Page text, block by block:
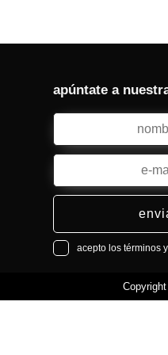
apúntate a
acepto los términos